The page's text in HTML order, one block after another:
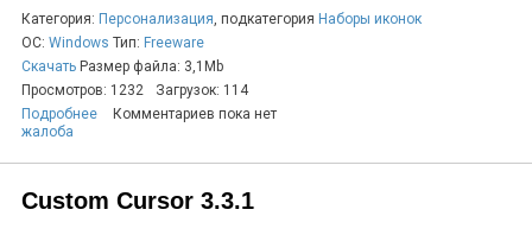
Категория: Персонализация, подкатегория Наборы иконок
ОС: Windows Тип: Freeware
Скачать Размер файла: 3,1Mb
Просмотров: 1232
Загрузок: 114
Подробнее
Комментариев пока нет
жалоба
Custom Cursor 3.3.1